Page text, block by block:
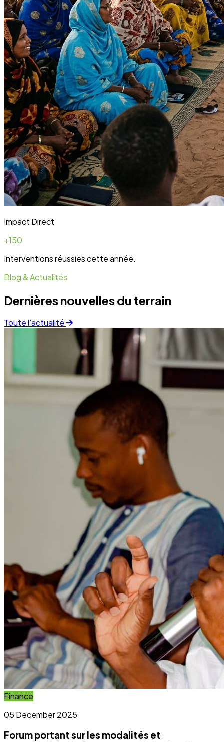
Impact Direct
+150
Interventions réussies cette année.
Blog & Actualités
Dernières nouvelles du terrain
Toute l'actualité
Finance
05 December 2025
Forum portant sur les modalités et